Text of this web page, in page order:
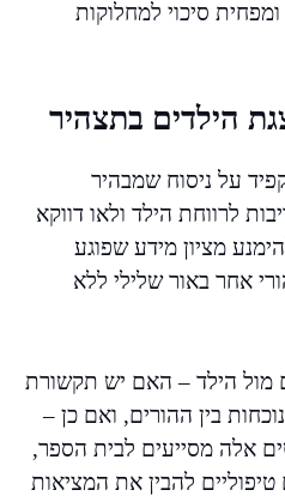
סיכוי למחלוקות
הילדים בתצהיר
על ניסוח שמבהיר
לרווחת הילד ולאו דווקא
מציון מידע שפוגע
אחר באור שלילי ללא
מול הילד – האם יש תקשורת
בין ההורים, ואם כן –
אלה מסייעים לבית הספר,
טיפוליים להבין את המציאות